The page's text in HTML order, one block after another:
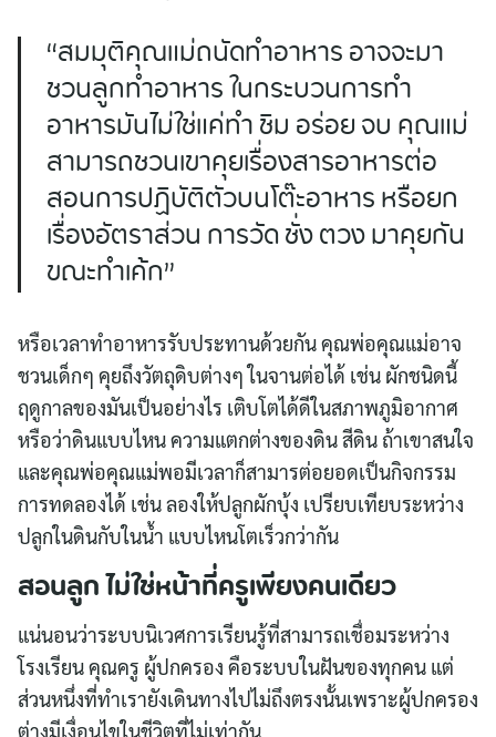
“สมมุติคุณแม่ถนัดทำอาหาร อาจจะมา
ชวนลูกทำอาหาร ในกระบวนการทำ
อาหารมันไม่ใช่แค่ทำ ชิม อร่อย จบ คุณแม่
สามารถชวนเขาคุยเรื่องสารอาหารต่อ
สอนการปฏิบัติตัวบนโต๊ะอาหาร หรือยก
เรื่องอัตราส่วน การวัด ชั่ง ตวง มาคุยกัน
ขณะทำเค้ก”
หรือเวลาทำอาหารรับประทานด้วยกัน คุณพ่อคุณแม่อาจ
ชวนเด็กๆ คุยถึงวัตถุดิบต่างๆ ในจานต่อได้ เช่น ผักชนิดนี้
ฤดูกาลของมันเป็นอย่างไร เติบโตได้ดีในสภาพภูมิอากาศ
หรือว่าดินแบบไหน ความแตกต่างของดิน สีดิน ถ้าเขาสนใจ
และคุณพ่อคุณแม่พอมีเวลาก็สามารต่อยอดเป็นกิจกรรม
การทดลองได้ เช่น ลองให้ปลูกผักบุ้ง เปรียบเทียบระหว่าง
ปลูกในดินกับในน้ำ แบบไหนโตเร็วกว่ากัน
สอนลูก ไม่ใช่หน้าที่ครูเพียงคนเดียว
แน่นอนว่าระบบนิเวศการเรียนรู้ที่สามารถเชื่อมระหว่าง
โรงเรียน คุณครู ผู้ปกครอง คือระบบในฝันของทุกคน แต่
ส่วนหนึ่งที่ทำเรายังเดินทางไปไม่ถึงตรงนั้นเพราะผู้ปกครอง
ต่างมีเงื่อนไขในชีวิตที่ไม่เท่ากัน